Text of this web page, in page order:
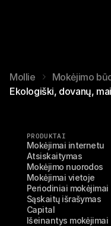
Mollie
Mokėjimo
Ekologiški, dovanų,
PRODUKTAI
Mokėjimai internetu
Atsiskaitymas
Mokėjimo nuorodos
Mokėjimai vietoje
Periodiniai mokėjimai
Sąskaitų išrašymas
Capital
Išeinantys mokėjimai